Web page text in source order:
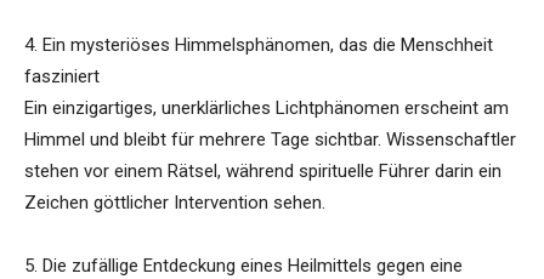
4. Ein mysteriöses Himmelsphänomen, das die Menschheit
fasziniert
Ein einzigartiges, unerklärliches Lichtphänomen erscheint am
Himmel und bleibt für mehrere Tage sichtbar. Wissenschaftler
stehen vor einem Rätsel, während spirituelle Führer darin ein
Zeichen göttlicher Intervention sehen.
5. Die zufällige Entdeckung eines Heilmittels gegen eine